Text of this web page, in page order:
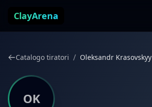
ClayArena
Catalogo tiratori / Oleksandr Krasovskyy
OK